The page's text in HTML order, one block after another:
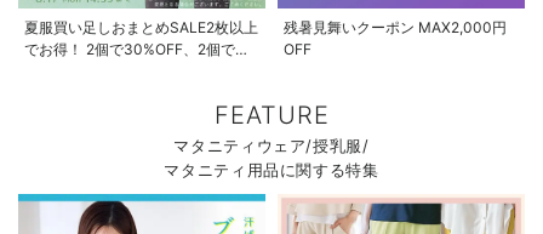
夏服買い足しおまとめSALE2枚以上
でお得！ 2個で30%OFF、2個で
残暑見舞いクーポン MAX2,000円
OFF
FEATURE
マタニティウェア/授乳服/
マタニティ用品に関する特集